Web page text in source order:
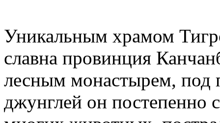
Уникальным храмом
славна провинция
лесным монастырем, под
джунглей он постепенно